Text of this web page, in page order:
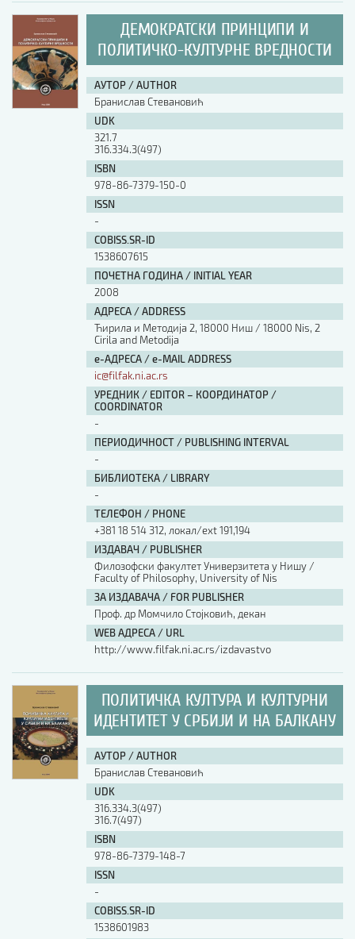
ДЕМОКРАТСКИ ПРИНЦИПИ И
ПОЛИТИЧКО-КУЛТУРНЕ ВРЕДНОСТИ
АУТОР / AUTHOR
Бранислав Стевановић
UDK
321.7
316.334.3(497)
ISBN
978-86-7379-150-0
ISSN
-
COBISS.SR-ID
1538607615
ПОЧЕТНА ГОДИНА / INITIAL YEAR
2008
АДРЕСА / ADDRESS
Ћирила и Методија 2, 18000 Ниш / 18000 Nis, 2
Cirila and Metodija
е-АДРЕСА / e-MAIL ADDRESS
ic@filfak.ni.ac.rs
УРЕДНИК / EDITOR – КООРДИНАТОР /
COORDINATOR
-
ПЕРИОДИЧНОСТ / PUBLISHING INTERVAL
-
БИБЛИОТЕКА / LIBRARY
-
ТЕЛЕФОН / PHONE
+381 18 514 312, локал/ext 191,194
ИЗДАВАЧ / PUBLISHER
Филозофски факултет Универзитета у Нишу /
Faculty of Philosophy, University of Nis
ЗА ИЗДАВАЧА / FOR PUBLISHER
Проф. др Момчило Стојковић, декан
WEB АДРЕСА / URL
http://www.filfak.ni.ac.rs/izdavastvo
ПОЛИТИЧКА КУЛТУРА И КУЛТУРНИ
ИДЕНТИТЕТ У СРБИЈИ И НА БАЛКАНУ
АУТОР / AUTHOR
Бранислав Стевановић
UDK
316.334.3(497)
316.7(497)
ISBN
978-86-7379-148-7
ISSN
-
COBISS.SR-ID
1538601983